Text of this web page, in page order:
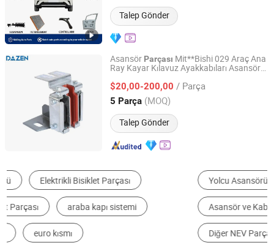
Talep Gönder
Asansör Parçası Mit**Bishi 029 Araç Ana
Ray Kayar Kılavuz Ayakkabıları Asansör
$20,00-200,00 / Parça
5 Parça (MOQ)
Talep Gönder
Suzhou Dazen Electromechanical Technology Co., Ltd.
Jiangsu, China Fiyat 2019
Yolcu Asansörü Kamyon Gövde Parçası
Asansör ve Kablolu Araç Parçaları Diğer Araç Aksesuarları
Diğer Otomobil Parçaları